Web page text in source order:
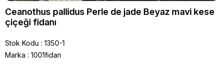
Ceanothus pallidus Perle de jade Beyaz mavi kese
çiçeği fidanı
Stok Kodu
1350-1
Marka : 1001fidan